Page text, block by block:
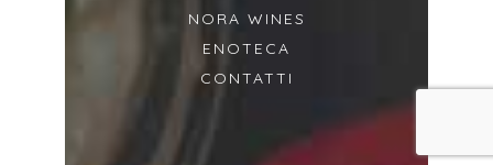
NORA WINES
ENOTECA
CONTATTI